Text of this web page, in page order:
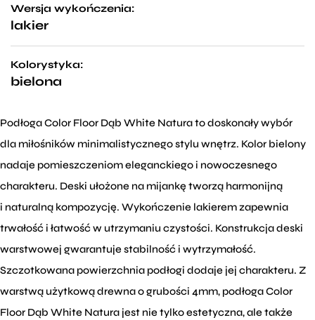
Wersja wykończenia:
lakier
Kolorystyka:
bielona
Podłoga Color Floor Dąb White Natura to doskonały wybór
dla miłośników minimalistycznego stylu wnętrz. Kolor bielony
nadaje pomieszczeniom eleganckiego i nowoczesnego
charakteru. Deski ułożone na mijankę tworzą harmonijną
i naturalną kompozycję. Wykończenie lakierem zapewnia
trwałość i łatwość w utrzymaniu czystości. Konstrukcja deski
warstwowej gwarantuje stabilność i wytrzymałość.
Szczotkowana powierzchnia podłogi dodaje jej charakteru. Z
warstwą użytkową drewna o grubości 4mm, podłoga Color
Floor Dąb White Natura jest nie tylko estetyczna, ale także